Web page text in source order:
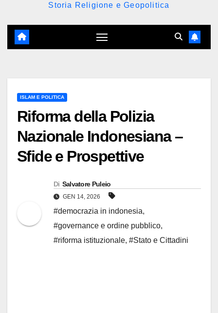
Storia Religione e Geopolitica
ISLAM E POLITICA
Riforma della Polizia
Nazionale Indonesiana –
Sfide e Prospettive
Di Salvatore Puleio
GEN 14, 2026
#democrazia in indonesia,
#governance e ordine pubblico,
#riforma istituzionale, #Stato e Cittadini